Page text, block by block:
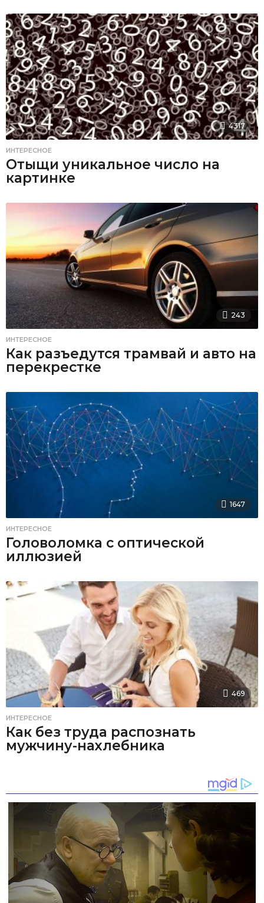
4317
ИНТЕРЕСНОЕ
Отыщи уникальное число на
картинке
243
ИНТЕРЕСНОЕ
Как разъедутся трамвай и авто на
перекрестке
1647
ИНТЕРЕСНОЕ
Головоломка с оптической
иллюзией
469
ИНТЕРЕСНОЕ
Как без труда распознать
мужчину-нахлебника